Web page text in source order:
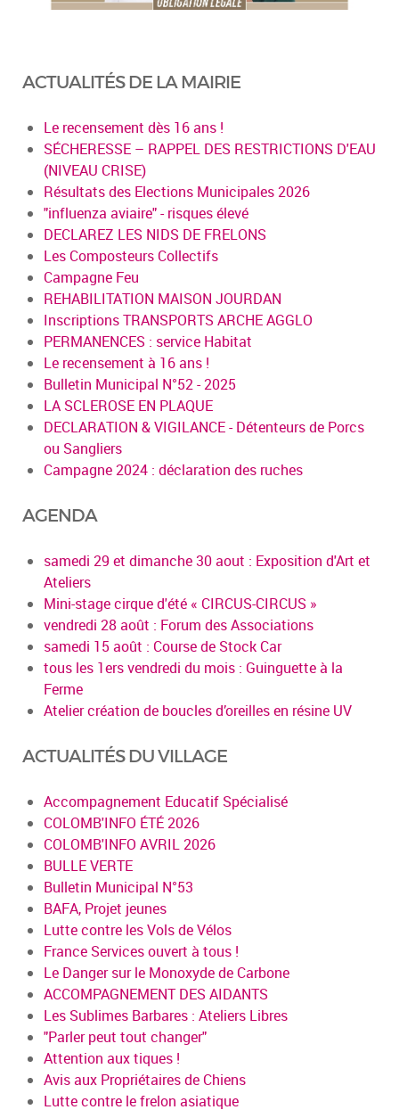
ACTUALITÉS DE LA MAIRIE
Le recensement dès 16 ans !
SÉCHERESSE – RAPPEL DES RESTRICTIONS D'EAU
(NIVEAU CRISE)
Résultats des Elections Municipales 2026
"influenza aviaire" - risques élevé
DECLAREZ LES NIDS DE FRELONS
Les Composteurs Collectifs
Campagne Feu
REHABILITATION MAISON JOURDAN
Inscriptions TRANSPORTS ARCHE AGGLO
PERMANENCES : service Habitat
Le recensement à 16 ans !
Bulletin Municipal N°52 - 2025
LA SCLEROSE EN PLAQUE
DECLARATION & VIGILANCE - Détenteurs de Porcs
ou Sangliers
Campagne 2024 : déclaration des ruches
AGENDA
samedi 29 et dimanche 30 aout : Exposition d'Art et
Ateliers
Mini-stage cirque d'été « CIRCUS-CIRCUS »
vendredi 28 août : Forum des Associations
samedi 15 août : Course de Stock Car
tous les 1ers vendredi du mois : Guinguette à la
Ferme
Atelier création de boucles d’oreilles en résine UV
ACTUALITÉS DU VILLAGE
Accompagnement Educatif Spécialisé
COLOMB'INFO ÉTÉ 2026
COLOMB'INFO AVRIL 2026
BULLE VERTE
Bulletin Municipal N°53
BAFA, Projet jeunes
Lutte contre les Vols de Vélos
France Services ouvert à tous !
Le Danger sur le Monoxyde de Carbone
ACCOMPAGNEMENT DES AIDANTS
Les Sublimes Barbares : Ateliers Libres
"Parler peut tout changer"
Attention aux tiques !
Avis aux Propriétaires de Chiens
Lutte contre le frelon asiatique